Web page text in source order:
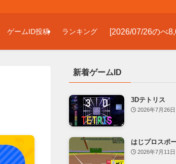
ゲームID投稿 ランキング [2026/07/26のべ
新着ゲームID
3Dテトリス
2026年7月26日
はじプロスポ
2026年7月11日